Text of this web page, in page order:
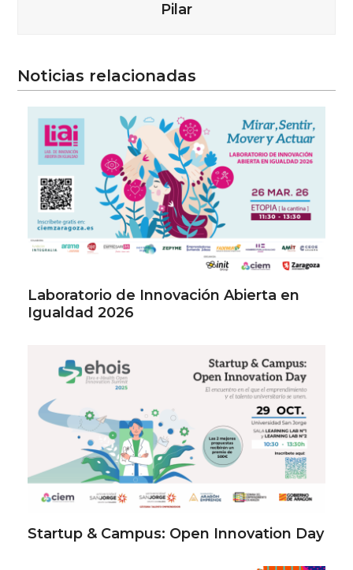
Pilar
Noticias relacionadas
Laboratorio de Innovación Abierta en
Igualdad 2026
Startup & Campus: Open Innovation Day